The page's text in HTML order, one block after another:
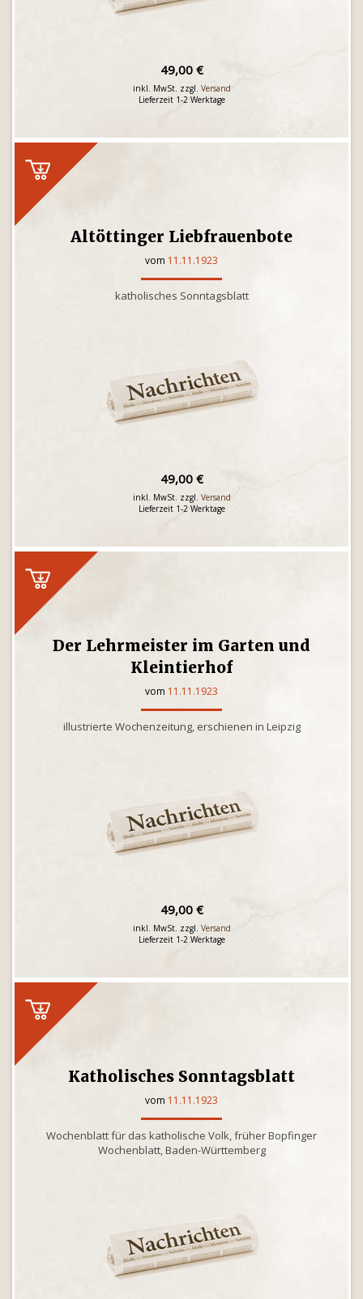
49,00 €
inkl. MwSt. zzgl. Versand
Lieferzeit 1-2 Werktage
Altöttinger Liebfrauenbote
vom 11.11.1923
katholisches Sonntagsblatt
49,00 €
inkl. MwSt. zzgl. Versand
Lieferzeit 1-2 Werktage
Der Lehrmeister im Garten und
Kleintierhof
vom 11.11.1923
illustrierte Wochenzeitung, erschienen in Leipzig
49,00 €
inkl. MwSt. zzgl. Versand
Lieferzeit 1-2 Werktage
Katholisches Sonntagsblatt
vom 11.11.1923
Wochenblatt für das katholische Volk, früher Bopfinger
Wochenblatt, Baden-Württemberg